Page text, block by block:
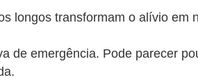
longos transformam o alívio em
de emergência. Pode parecer